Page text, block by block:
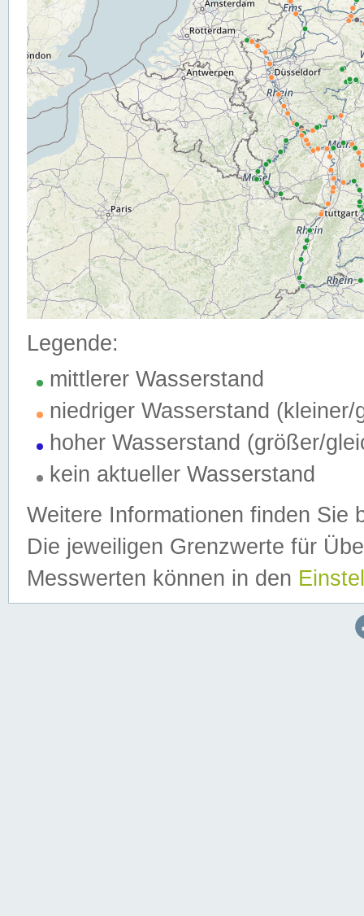
Legende:
mittlerer Wasserstand
niedriger Wasserstand (kleiner/
hoher Wasserstand (größer/
kein aktueller Wasserstand
Weitere Informationen finden Sie
Die jeweiligen Grenzwerte für
Messwerten können in den